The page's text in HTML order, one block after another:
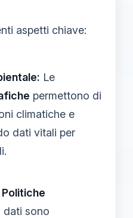
aspetti chiave:
Le
permettono di
climatiche e
dati vitali per
dati sono